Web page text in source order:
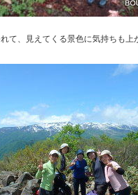
て、見えてくる景色に気持ちも上